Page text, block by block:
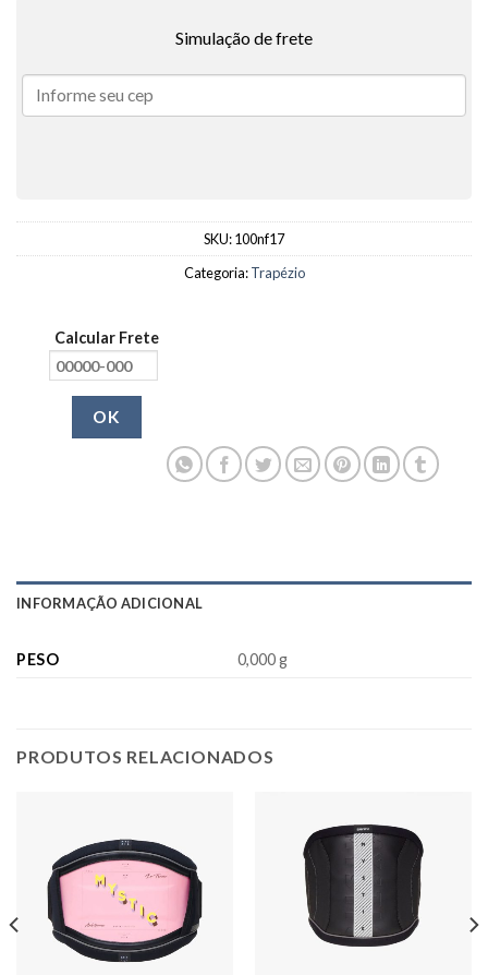
Simulação de frete
SKU:100nf17
Categoria:Trapézio
Calcular Frete
OK
INFORMAÇÃO ADICIONAL
PESO 0,000 g
PRODUTOS RELACIONADOS